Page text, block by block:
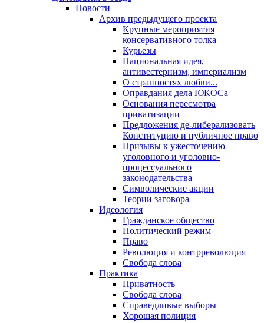
Новости
Архив предыдущего проекта
Крупные мероприятия
консервативного толка
Курьезы
Национальная идея,
антивестернизм, империализм
О странностях любви...
Оправдания дела ЮКОСа
Основания пересмотра
приватизации
Предложения де-либерализовать
Конституцию и публичное право
Призывы к ужесточению
уголовного и уголовно-
процессуального
законодательства
Символические акции
Теории заговора
Идеология
Гражданское общество
Политический режим
Право
Революция и контрреволюция
Свобода слова
Практика
Приватность
Свобода слова
Справедливые выборы
Хорошая полиция